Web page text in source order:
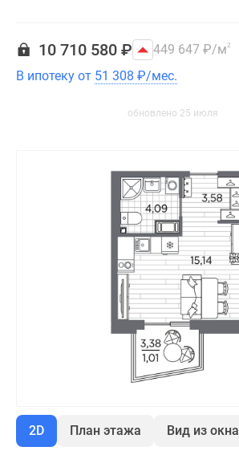
10 710 580 ₽ 449 647 ₽/м2
В ипотеку от 51 308 ₽/мес.
обновлено 25 июля
2D План этажа Вид из окна